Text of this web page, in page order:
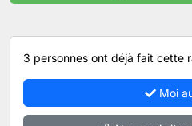
3 personnes ont déjà fait cette
Moi